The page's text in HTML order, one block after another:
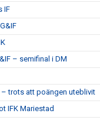
IF
– semifinal i DM
– trots att poängen uteblivit
IFK Mariestad